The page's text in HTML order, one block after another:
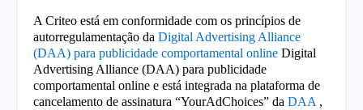
A Criteo está em conformidade com os princípios de
autorregulamentação da Digital Advertising Alliance
(DAA) para publicidade comportamental online Digital
Advertising Alliance (DAA) para publicidade
comportamental online e está integrada na plataforma de
cancelamento de assinatura “YourAdChoices” da DAA ,